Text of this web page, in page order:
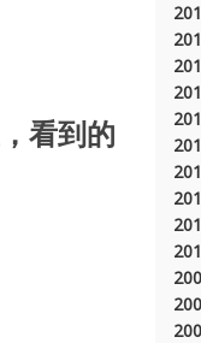
看到的